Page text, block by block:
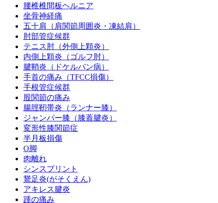
腰椎椎間板ヘルニア
坐骨神経痛
五十肩（肩関節周囲炎・凍結肩）
肘部管症候群
テニス肘（外側上顆炎）
内側上顆炎（ゴルフ肘）
腱鞘炎（ドケルバン病）
手首の痛み（TFCC損傷）
手根管症候群
股関節の痛み
腸脛靭帯炎（ランナー膝）
ジャンパー膝（膝蓋腱炎）
変形性膝関節症
半月板損傷
O脚
肉離れ
シンスプリント
鵞足炎(がそくえん)
アキレス腱炎
踵の痛み